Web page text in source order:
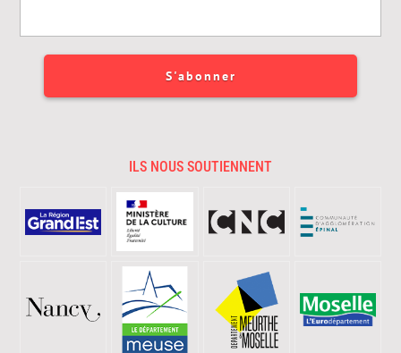
ILS NOUS SOUTIENNENT